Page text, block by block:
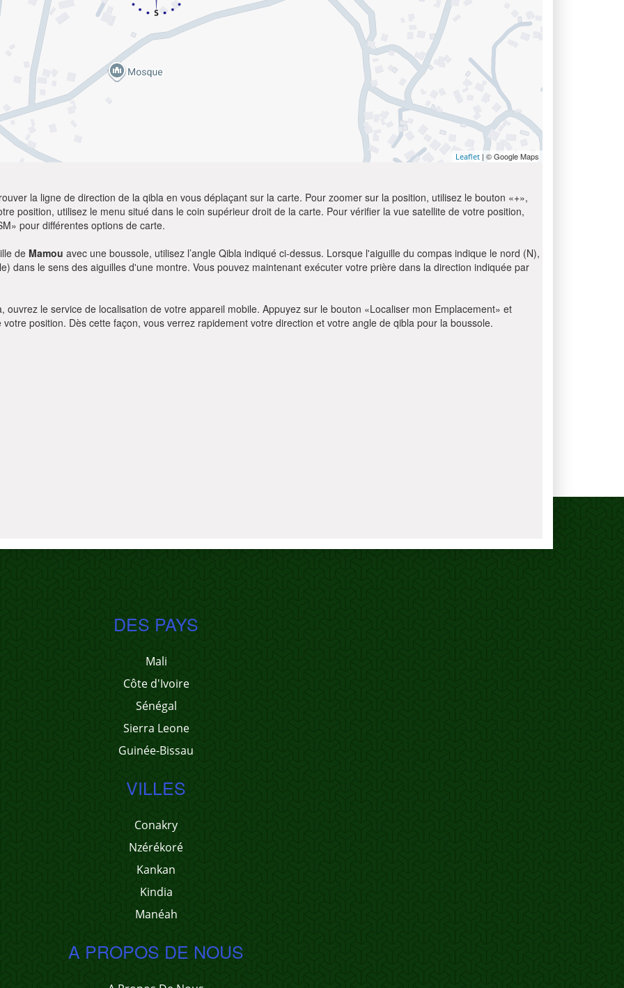
Leaflet | © Google Maps
la ligne de direction de la qibla en vous déplaçant sur la carte. Pour zoomer sur la position, utilisez le bouton «+»,
position, utilisez le menu situé dans le coin supérieur droit de la carte. Pour vérifier la vue satellite de votre position,
pour différentes options de carte.
de Mamou avec une boussole, utilisez l’angle Qibla indiqué ci-dessus. Lorsque l'aiguille du compas indique le nord (N),
dans le sens des aiguilles d'une montre. Vous pouvez maintenant exécuter votre prière dans la direction indiquée par
le service de localisation de votre appareil mobile. Appuyez sur le bouton «Localiser mon Emplacement» et
position. Dès cette façon, vous verrez rapidement votre direction et votre angle de qibla pour la boussole.
DES PAYS
Mali
Côte d'Ivoire
Sénégal
Sierra Leone
Guinée-Bissau
VILLES
Conakry
Nzérékoré
Kankan
Kindia
Manéah
A PROPOS DE NOUS